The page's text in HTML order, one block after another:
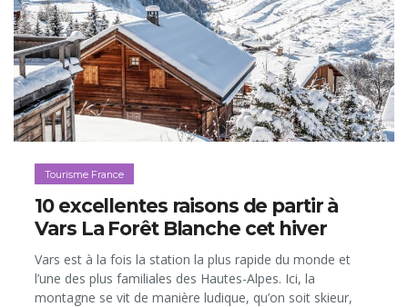
Tourisme France
10 excellentes raisons de partir à
Vars La Forêt Blanche cet hiver
Vars est à la fois la station la plus rapide du monde et
l’une des plus familiales des Hautes-Alpes. Ici, la
montagne se vit de manière ludique, qu’on soit skieur,